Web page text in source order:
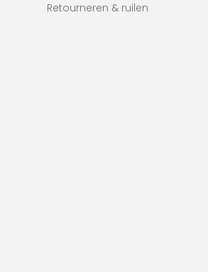
Retourneren & ruilen